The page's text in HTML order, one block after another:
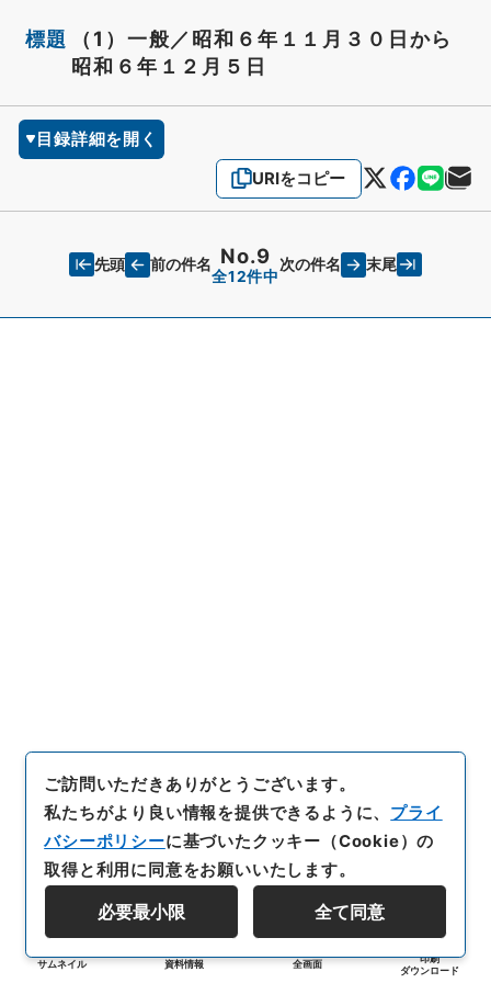
標題
（1）一般／昭和６年１１月３０日から
昭和６年１２月５日
目録詳細を開く
URIをコピー
先頭 前の件名 No.9
全12件中
次の件名 末尾
サムネイル 資料情報 全画面
印刷
ダウンロード
ご訪問いただきありがとうございます。
私たちがより良い情報を提供できるように、 プライ
バシーポリシーに基づいたクッキー（Cookie）の
取得と利用に同意をお願いいたします。
必要最小限 全て同意